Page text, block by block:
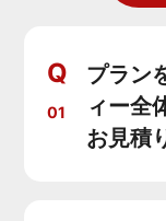
Q
01
プラン
ィー全
お見積